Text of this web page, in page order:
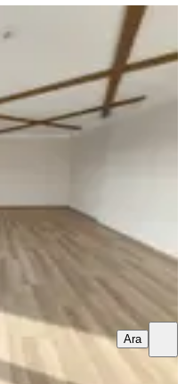
Bulvarı
D.gazlı
Kat·06.08.2026
TOPRAK
Ara